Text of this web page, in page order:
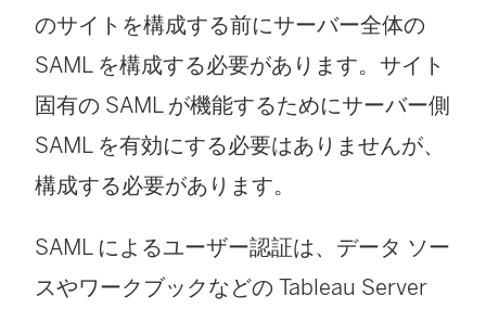
のサイトを構成する前にサーバー全体の
SAML を構成する必要があります。サイト
固有の SAML が機能するためにサーバー側
SAML を有効にする必要はありませんが、
構成する必要があります。
SAML によるユーザー認証は、データ ソー
スやワークブックなどの Tableau Server